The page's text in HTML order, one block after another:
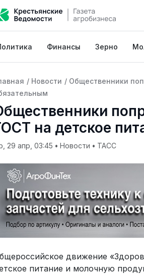
Финансы Зерно
/ Новости / Общественники
на детское
29 апр, 03:45 • Новости • ТАСС
движение
питание и молочную